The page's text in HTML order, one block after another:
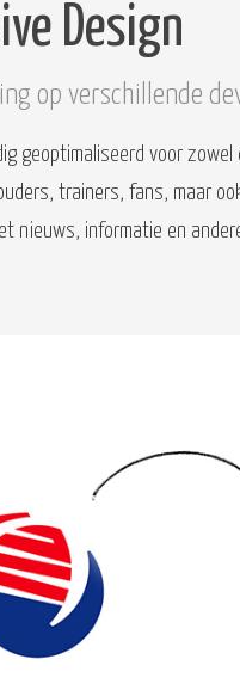
Design
op verschillende
geoptimaliseerd voor
trainers, fans, maar
nieuws, informatie en